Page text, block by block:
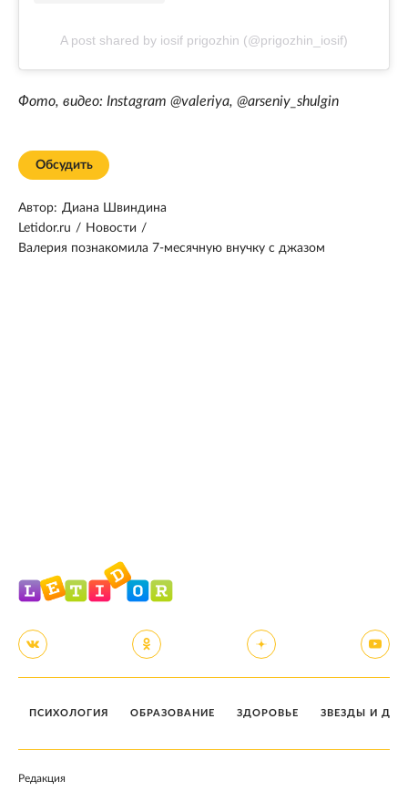
A post shared by iosif prigozhin (@prigozhin_iosif)
Фото, видео: Instagram @valeriya, @arseniy_shulgin
Обсудить
Автор: Диана Швиндина
Letidor.ru / Новости /
Валерия познакомила 7-месячную внучку с джазом
ПСИХОЛОГИЯ ОБРАЗОВАНИЕ ЗДОРОВЬЕ ЗВЕЗДЫ И
Редакция